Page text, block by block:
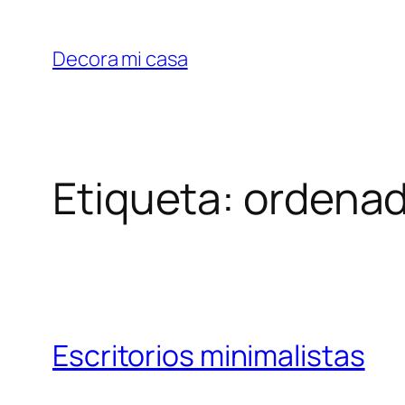
contenido
Decora mi casa
Etiqueta:
Escritorios minimalistas